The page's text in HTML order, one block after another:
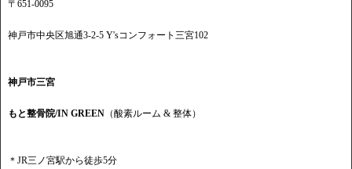
〒651-0095
神戸市中央区旭通3-2-5 Y'sコンフォート三宮102
神戸市三宮
もと整骨院/IN GREEN （酸素ルーム & 整体）
＊JR三ノ宮駅から徒歩5分